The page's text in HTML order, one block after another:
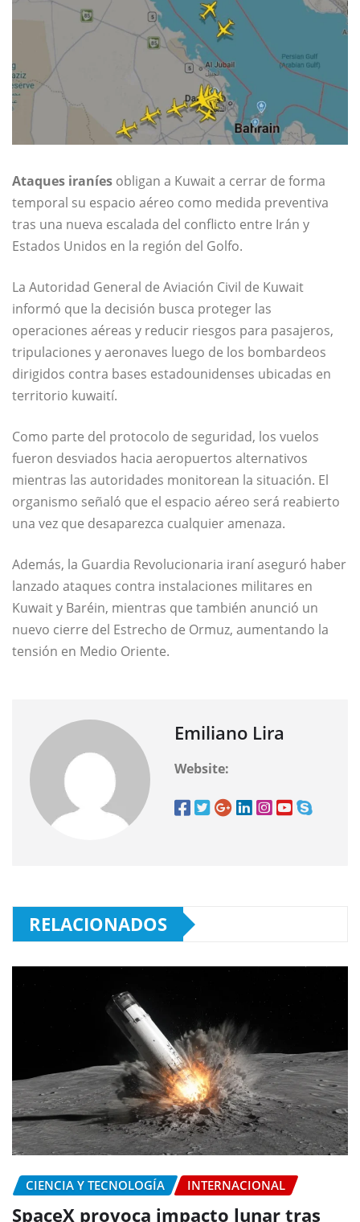
Ataques iraníes obligan a Kuwait a cerrar de forma
temporal su espacio aéreo como medida preventiva
tras una nueva escalada del conflicto entre Irán y
Estados Unidos en la región del Golfo.
La Autoridad General de Aviación Civil de Kuwait
informó que la decisión busca proteger las
operaciones aéreas y reducir riesgos para pasajeros,
tripulaciones y aeronaves luego de los bombardeos
dirigidos contra bases estadounidenses ubicadas en
territorio kuwaití.
Como parte del protocolo de seguridad, los vuelos
fueron desviados hacia aeropuertos alternativos
mientras las autoridades monitorean la situación. El
organismo señaló que el espacio aéreo será reabierto
una vez que desaparezca cualquier amenaza.
Además, la Guardia Revolucionaria iraní aseguró haber
lanzado ataques contra instalaciones militares en
Kuwait y Baréin, mientras que también anunció un
nuevo cierre del Estrecho de Ormuz, aumentando la
tensión en Medio Oriente.
Emiliano Lira
Website:
RELACIONADOS
CIENCIA Y TECNOLOGÍA INTERNACIONAL
SpaceX provoca impacto lunar tras